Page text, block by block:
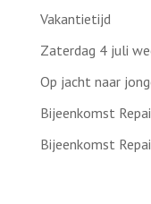
Vakantietijd
Zaterdag 4 juli
Op jacht naar
Bijeenkomst
Bijeenkomst